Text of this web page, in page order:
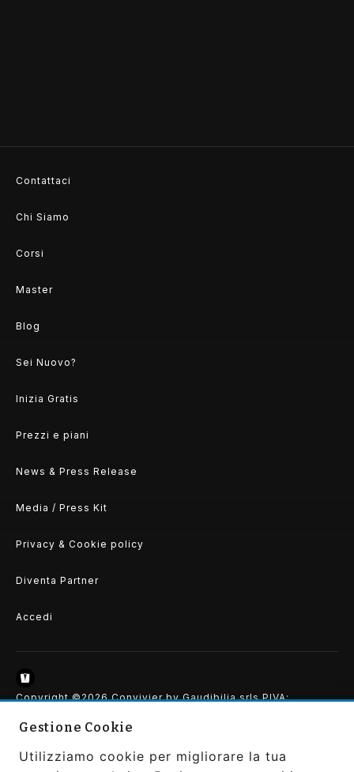
Contattaci
Chi Siamo
Corsi
Master
Blog
Sei Nuovo?
Inizia Gratis
Prezzi e piani
News & Press Release
Media / Press Kit
Privacy & Cookie policy
Diventa Partner
Accedi
Copyright ©2026 Convivier by Gaudibilia srls PIVA:
All Rights Reserved | Powered and Designed by
Gestione Cookie
Utilizziamo cookie per migliorare la tua